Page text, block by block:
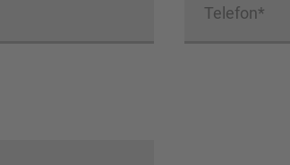
Telefon*